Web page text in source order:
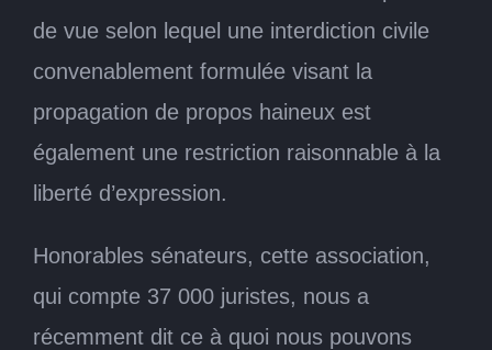
de vue selon lequel une interdiction civile
convenablement formulée visant la
propagation de propos haineux est
également une restriction raisonnable à la
liberté d’expression.
Honorables sénateurs, cette association,
qui compte 37 000 juristes, nous a
récemment dit ce à quoi nous pouvons